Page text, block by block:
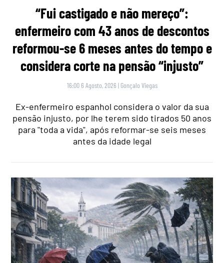
“Fui castigado e não mereço”:
enfermeiro com 43 anos de descontos
reformou-se 6 meses antes do tempo e
considera corte na pensão “injusto”
16:00 6 Agosto, 2026 | Gonçalo Viegas
Ex-enfermeiro espanhol considera o valor da sua
pensão injusto, por lhe terem sido tirados 50 anos
para "toda a vida", após reformar-se seis meses
antes da idade legal